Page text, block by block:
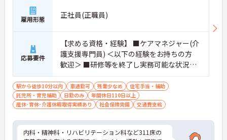
雇用形態 正社員(正職員)
応募要件
【求める資格・経験】 ■ケアマネジャー(介
護支援専門員) ＜以下の経験をお持ちの方
歓迎＞ ■研修等を終了し実務可能な状況で
あること
駅から徒歩10分以内 車通勤可 残業少なめ
住宅手当・補助
託児所・育児補助
日勤のみ
年間休日110日以上
産休･育休･介護休暇取得実績あり
社会保険完備 交通費支給
内科・精神科・リハビリテーション科など311床の